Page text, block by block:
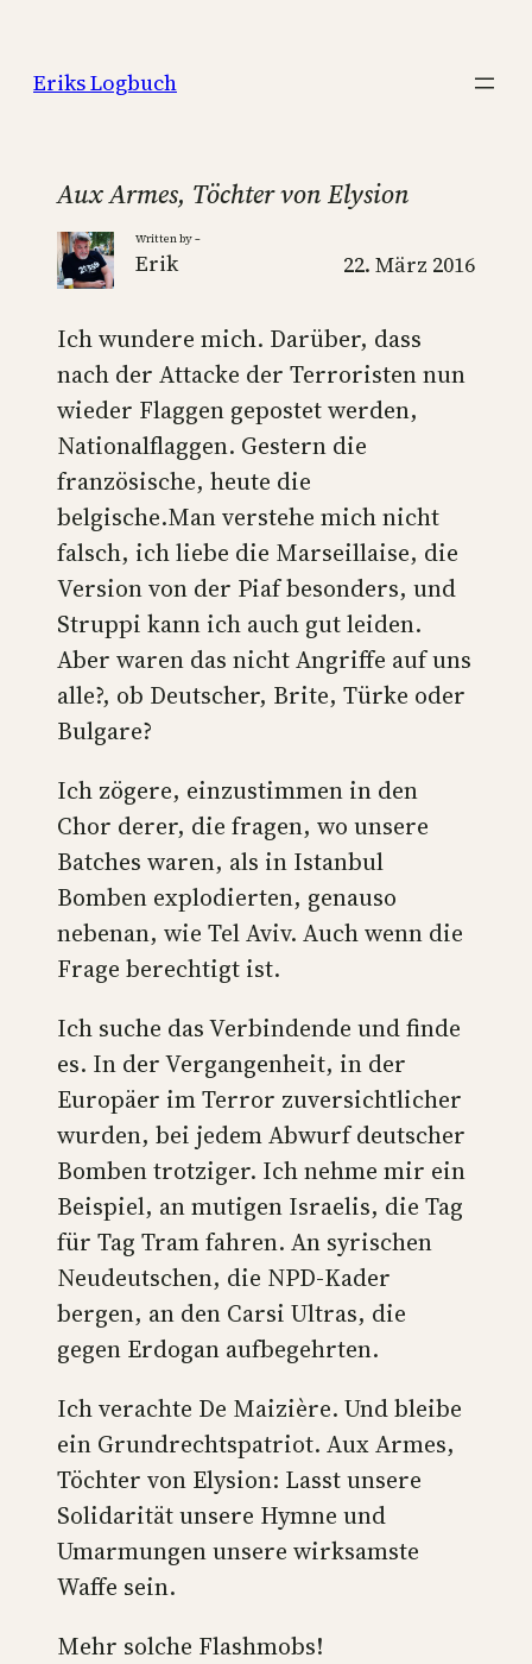
springen
Eriks Logbuch
Aux Armes, Töchter von Elysion
Written by –
Erik 22. März 2016
Ich wundere mich. Darüber, dass
nach der Attacke der Terroristen nun
wieder Flaggen gepostet werden,
Nationalflaggen. Gestern die
französische, heute die
belgische.Man verstehe mich nicht
falsch, ich liebe die Marseillaise, die
Version von der Piaf besonders, und
Struppi kann ich auch gut leiden.
Aber waren das nicht Angriffe auf uns
alle?, ob Deutscher, Brite, Türke oder
Bulgare?
Ich zögere, einzustimmen in den
Chor derer, die fragen, wo unsere
Batches waren, als in Istanbul
Bomben explodierten, genauso
nebenan, wie Tel Aviv. Auch wenn die
Frage berechtigt ist.
Ich suche das Verbindende und finde
es. In der Vergangenheit, in der
Europäer im Terror zuversichtlicher
wurden, bei jedem Abwurf deutscher
Bomben trotziger. Ich nehme mir ein
Beispiel, an mutigen Israelis, die Tag
für Tag Tram fahren. An syrischen
Neudeutschen, die NPD-Kader
bergen, an den Carsi Ultras, die
gegen Erdogan aufbegehrten.
Ich verachte De Maizière. Und bleibe
ein Grundrechtspatriot. Aux Armes,
Töchter von Elysion: Lasst unsere
Solidarität unsere Hymne und
Umarmungen unsere wirksamste
Waffe sein.
Mehr solche Flashmobs!